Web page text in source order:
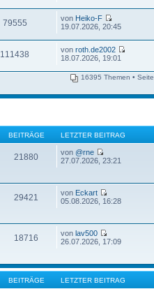
79555 von Heiko-F
19.07.2026, 20:45
111438 vonroth.de2002
18.07.2026, 19:01
16395 Themen • Seite
BEITRÄGE LETZTER BEITRAG
21880 von @rne
27.07.2026, 23:21
29421 von Eckart
05.08.2026, 16:28
18716 vonlav500
26.07.2026, 17:09
BEITRÄGE LETZTER BEITRAG